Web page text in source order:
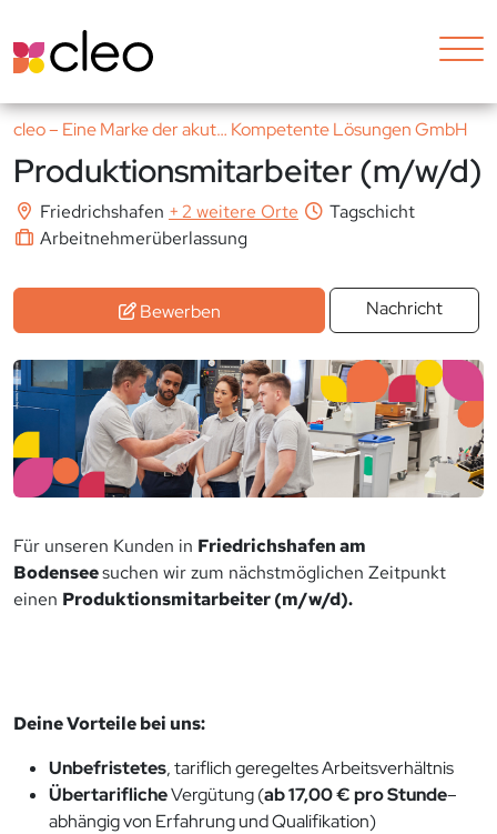
cleo – Eine Marke der akut… Kompetente Lösungen GmbH
Produktionsmitarbeiter (m/w/d)
Friedrichshafen +2 weitere Orte
Tagschicht
Arbeitnehmerüberlassung
Bewerben Nachricht
Für unseren Kunden in Friedrichshafen am
Bodenseesuchen wir zum nächstmöglichen Zeitpunkt
einen Produktionsmitarbeiter (m/w/d).
Deine Vorteile bei uns:
Unbefristetes, tariflich geregeltes Arbeitsverhältnis
ÜbertariflicheVergütung (ab 17,00 € pro Stunde–
abhängig von Erfahrung und Qualifikation)